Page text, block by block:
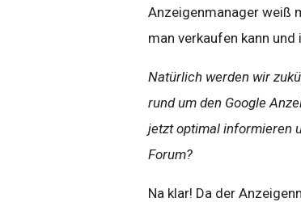
Anzeigenmanager weiß
man verkaufen kann
Natürlich werden wir
rund um den Google
jetzt optimal informieren
Forum?
Na klar! Da der